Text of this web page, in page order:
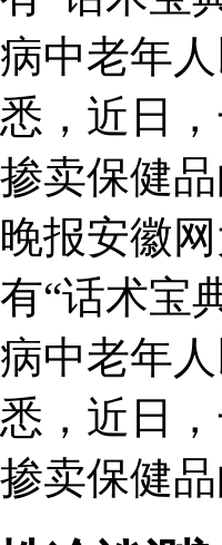
病中老年
悉，近日
掺卖保健
晚报安徽
有“话术宝
病中老年
悉，近日
掺卖保健